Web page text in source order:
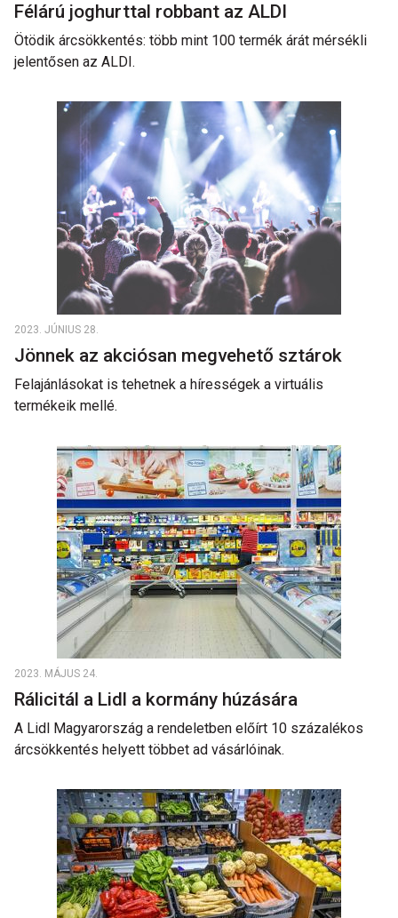
Félárú joghurttal robbant az ALDI
Ötödik árcsökkentés: több mint 100 termék árát mérsékli
jelentősen az ALDI.
2023. JÚNIUS 28.
Jönnek az akciósan megvehető sztárok
Felajánlásokat is tehetnek a hírességek a virtuális
termékeik mellé.
2023. MÁJUS 24.
Rálicitál a Lidl a kormány húzására
A Lidl Magyarország a rendeletben előírt 10 százalékos
árcsökkentés helyett többet ad vásárlóinak.